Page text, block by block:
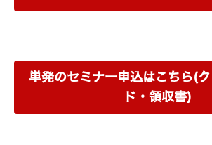
単発のセミナー申込はこちら(
ド・領収書)